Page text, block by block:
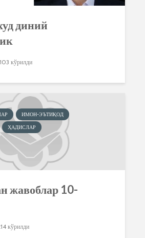
диний
кўрилди
ИМОН-ЭЪТИҚОД
ҲАДИСЛАР
жавоблар 10-
кўрилди